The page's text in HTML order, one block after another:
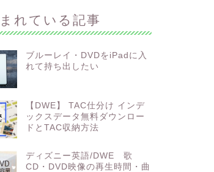
れている記事
ブルーレイ・DVDをiPadに入
れて持ち出したい
【DWE】 TAC仕分け インデ
ックスデータ無料ダウンロー
ドとTAC収納方法
ディズニー英語/DWE 歌
CD・DVD映像の再生時間・曲